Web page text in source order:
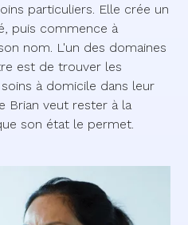
particuliers. Elle crée un
puis commence à
nom. L'un des domaines
est de trouver les
à domicile dans leur
Brian veut rester à la
son état le permet.